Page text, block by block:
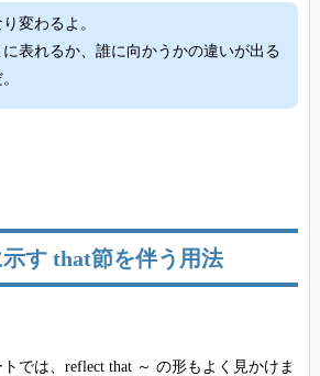
変わるよ。
に表れるか、誰に向かうかの違いが出る
す that節を伴う用法
では、reflect that ～ の形もよく見かけま